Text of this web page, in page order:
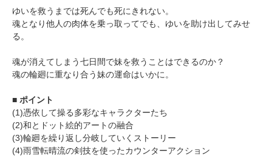
ゆいを救うまでは死んでも死にきれない。
魂となり他人の肉体を乗っ取ってでも、ゆいを助け出してみせ
る。
魂が消えてしまう七日間で妹を救うことはできるのか？
魂の輪廻に重なり合う妹の運命はいかに。
■ ポイント
(1)憑依して操る多彩なキャラクターたち
(2)和とドット絵的アートの融合
(3)輪廻を繰り返し分岐していくストーリー
(4)雨雪転晴流の剣技を使ったカウンターアクション